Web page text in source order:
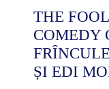
THE
COMEDY
ȘI EDI